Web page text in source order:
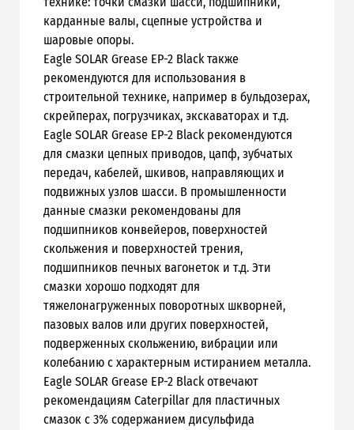
карданные валы, сцепные устройства и
шаровые опоры.
Eagle SOLAR Grease EP-2 Black также
рекомендуются для использования в
строительной технике, например в бульдозерах,
скрейперах, погрузчиках, экскаваторах и т.д.
Eagle SOLAR Grease EP-2 Black рекомендуются
для смазки цепных приводов, цапф, зубчатых
передач, кабелей, шкивов, направляющих и
подвижных узлов шасси. В промышленности
данные смазки рекомендованы для
подшипников конвейеров, поверхностей
скольжения и поверхностей трения,
подшипников печных вагонеток и т.д. Эти
смазки хорошо подходят для
тяжелонагруженных поворотных шкворней,
пазовых валов или других поверхностей,
подверженных скольжению, вибрации или
колебанию с характерным истиранием металла.
Eagle SOLAR Grease EP-2 Black отвечают
рекомендациям Caterpillar для пластичных
смазок с 3% содержанием дисульфида